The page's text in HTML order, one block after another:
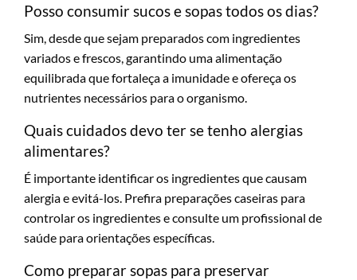
Posso consumir sucos e sopas todos os dias?
Sim, desde que sejam preparados com ingredientes
variados e frescos, garantindo uma alimentação
equilibrada que fortaleça a imunidade e ofereça os
nutrientes necessários para o organismo.
Quais cuidados devo ter se tenho alergias
alimentares?
É importante identificar os ingredientes que causam
alergia e evitá-los. Prefira preparações caseiras para
controlar os ingredientes e consulte um profissional de
saúde para orientações específicas.
Como preparar sopas para preservar